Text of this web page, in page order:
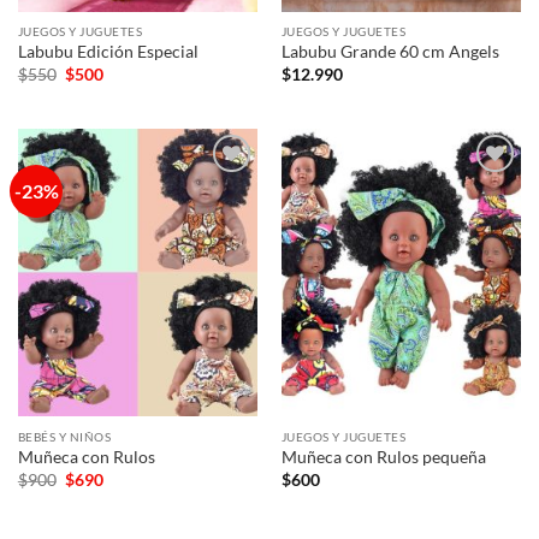
JUEGOS Y JUGUETES
Labubu Edición Especial
$550 El
$550.
$500El
JUEGOS Y JUGUETES
Labubu Grande 60 cm Angels
$12.990
-23%
Añadir
a la
lista de
deseos
BEBÉS Y NIÑOS
Muñeca con Rulos
$900 El
precio
$690El
Añadir
a la
lista de
deseos
JUEGOS Y JUGUETES
Muñeca con Rulos pequeña
$600